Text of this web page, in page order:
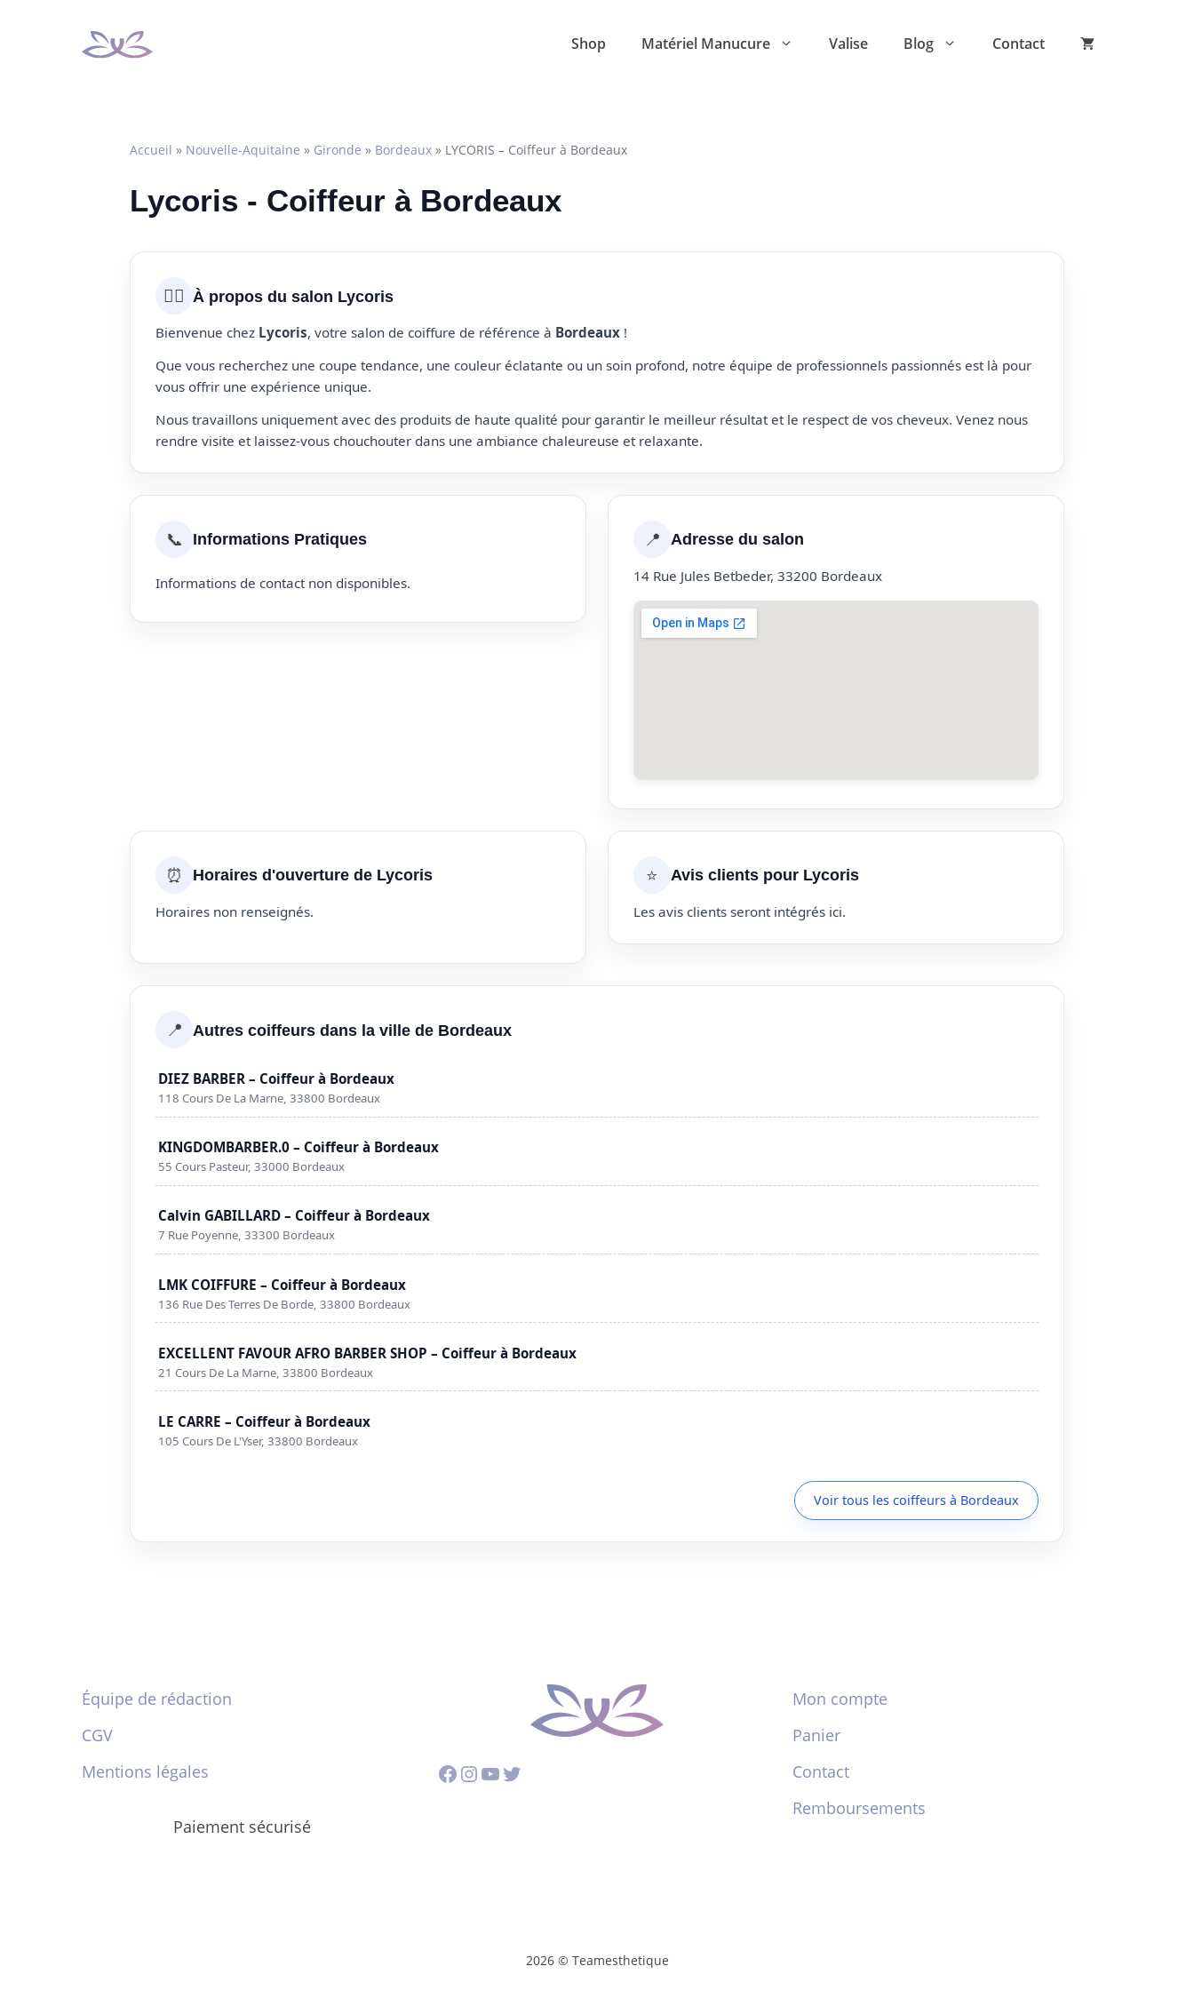
Shop Matériel Manucure Valise Blog Contact
Accueil » Nouvelle-Aquitaine » Gironde » Bordeaux » LYCORIS – Coiffeur à Bordeaux
Lycoris - Coiffeur à Bordeaux
💇‍♀️ À propos du salon Lycoris
Bienvenue chez Lycoris, votre salon de coiffure de référence à Bordeaux !
Que vous recherchez une coupe tendance, une couleur éclatante ou un soin profond, notre équipe de professionnels passionnés est là pour
vous offrir une expérience unique.
Nous travaillons uniquement avec des produits de haute qualité pour garantir le meilleur résultat et le respect de vos cheveux. Venez nous
rendre visite et laissez-vous chouchouter dans une ambiance chaleureuse et relaxante.
📞 Informations Pratiques
Informations de contact non disponibles.
📍 Adresse du salon
14 Rue Jules Betbeder, 33200 Bordeaux
⏰ Horaires d'ouverture de Lycoris
Horaires non renseignés.
⭐ Avis clients pour Lycoris
Les avis clients seront intégrés ici.
📍 Autres coiffeurs dans la ville de Bordeaux
DIEZ BARBER – Coiffeur à Bordeaux
118 Cours De La Marne, 33800 Bordeaux
KINGDOMBARBER.0 – Coiffeur à Bordeaux
55 Cours Pasteur, 33000 Bordeaux
Calvin GABILLARD – Coiffeur à Bordeaux
7 Rue Poyenne, 33300 Bordeaux
LMK COIFFURE – Coiffeur à Bordeaux
136 Rue Des Terres De Borde, 33800 Bordeaux
EXCELLENT FAVOUR AFRO BARBER SHOP – Coiffeur à Bordeaux
21 Cours De La Marne, 33800 Bordeaux
LE CARRE – Coiffeur à Bordeaux
105 Cours De L'Yser, 33800 Bordeaux
Voir tous les coiffeurs à Bordeaux
Équipe de rédaction
CGV
Mentions légales
Paiement sécurisé
Facebook
Instagram
YouTube
Twitter
Mon compte
Panier
Contact
Remboursements
2026 © Teamesthetique